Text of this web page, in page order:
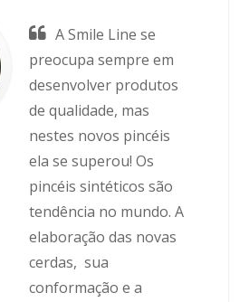
A Smile Line se
preocupa sempre em
desenvolver produtos
de qualidade, mas
nestes novos pincéis
ela se superou! Os
pincéis sintéticos são
tendência no mundo. A
elaboração das novas
cerdas, sua
conformação e a